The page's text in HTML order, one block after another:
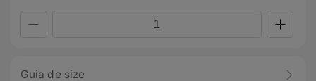
Guia de size